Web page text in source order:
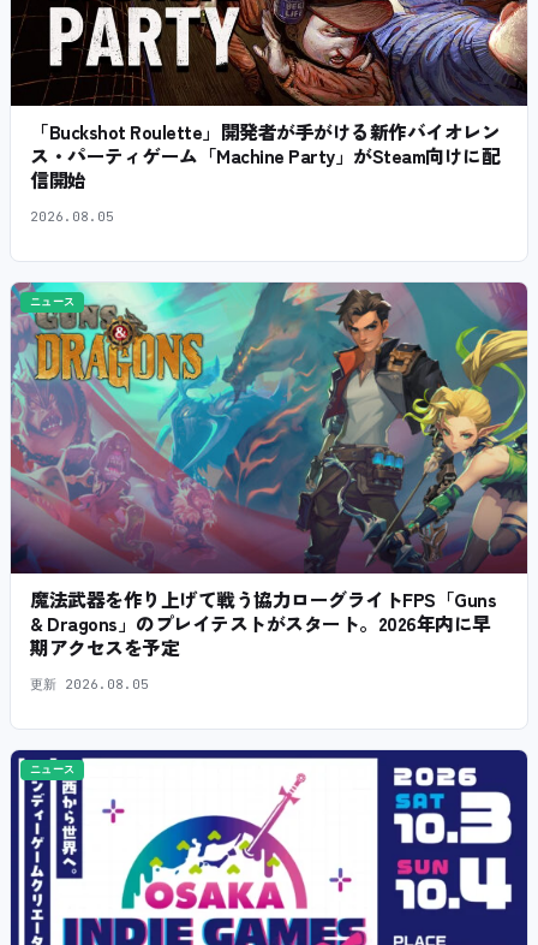
「Buckshot Roulette」開発者が手がける新作バイオレン
ス・パーティゲーム「Machine Party」がSteam向けに配
信開始
2026.08.05
ニュース
魔法武器を作り上げて戦う協力ローグライトFPS「Guns
& Dragons」のプレイテストがスタート。2026年内に早
期アクセスを予定
更新 2026.08.05
ニュース